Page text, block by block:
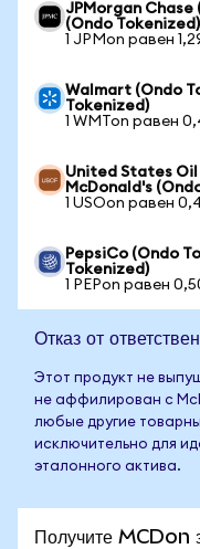
JPMorgan Chase
(Ondo Tokenized)
1 JPMon равен
Walmart (Ondo
Tokenized)
1 WMTon равен
United States Oil
McDonald's
1 USOon равен
PepsiCo (Ondo
Tokenized)
1 PEPon равен
Отказ от
Этот продукт не
не аффилирован с
любые другие
исключительно для
эталонного актива.
Получите MCDon